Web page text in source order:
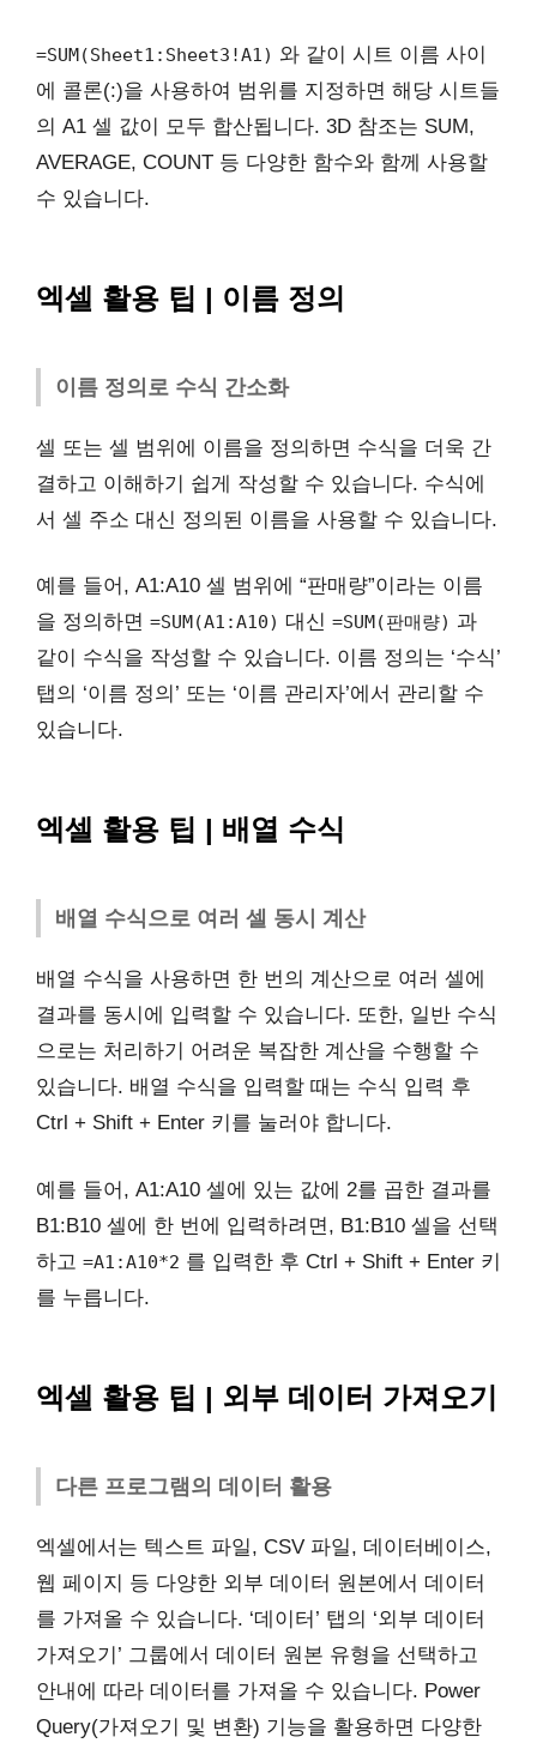
=SUM(Sheet1:Sheet3!A1) 와 같이 시트 이름 사이
에 콜론(:)을 사용하여 범위를 지정하면 해당 시트들
의 A1 셀 값이 모두 합산됩니다. 3D 참조는 SUM,
AVERAGE, COUNT 등 다양한 함수와 함께 사용할
수 있습니다.
엑셀 활용 팁 | 이름 정의
이름 정의로 수식 간소화
셀 또는 셀 범위에 이름을 정의하면 수식을 더욱 간
결하고 이해하기 쉽게 작성할 수 있습니다. 수식에
서 셀 주소 대신 정의된 이름을 사용할 수 있습니다.
예를 들어, A1:A10 셀 범위에 “판매량”이라는 이름
을 정의하면 =SUM(A1:A10) 대신 =SUM(판매량) 과
같이 수식을 작성할 수 있습니다. 이름 정의는 ‘수식’
탭의 ‘이름 정의’ 또는 ‘이름 관리자’에서 관리할 수
있습니다.
엑셀 활용 팁 | 배열 수식
배열 수식으로 여러 셀 동시 계산
배열 수식을 사용하면 한 번의 계산으로 여러 셀에
결과를 동시에 입력할 수 있습니다. 또한, 일반 수식
으로는 처리하기 어려운 복잡한 계산을 수행할 수
있습니다. 배열 수식을 입력할 때는 수식 입력 후
Ctrl + Shift + Enter 키를 눌러야 합니다.
예를 들어, A1:A10 셀에 있는 값에 2를 곱한 결과를
B1:B10 셀에 한 번에 입력하려면, B1:B10 셀을 선택
하고 =A1:A10*2 를 입력한 후 Ctrl + Shift + Enter 키
를 누릅니다.
엑셀 활용 팁 | 외부 데이터 가져오기
다른 프로그램의 데이터 활용
엑셀에서는 텍스트 파일, CSV 파일, 데이터베이스,
웹 페이지 등 다양한 외부 데이터 원본에서 데이터
를 가져올 수 있습니다. ‘데이터’ 탭의 ‘외부 데이터
가져오기’ 그룹에서 데이터 원본 유형을 선택하고
안내에 따라 데이터를 가져올 수 있습니다. Power
Query(가져오기 및 변환) 기능을 활용하면 다양한